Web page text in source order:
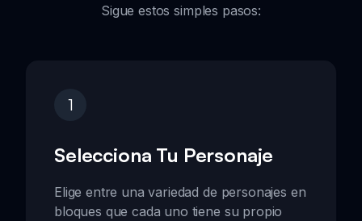
Sigue estos simples pasos:
1
Selecciona Tu Personaje
Elige entre una variedad de personajes en
bloques que cada uno tiene su propio